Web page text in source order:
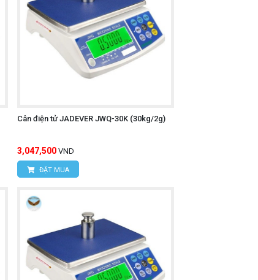
Cân điện tử JADEVER JWQ-30K (30kg/2g)
3,047,500 VND
ĐẶT MUA